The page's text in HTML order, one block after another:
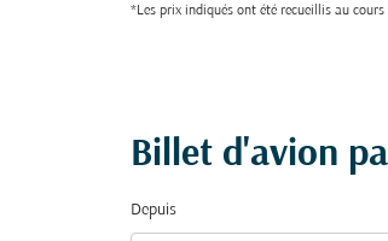
*Les prix indiqués ont été recueillis au
Billet d'avion
Depuis